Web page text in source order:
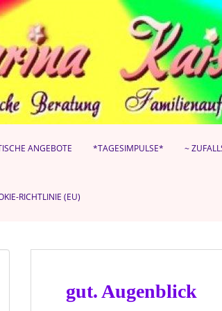
ANGEBOTE *TAGESIMPULSE* ~
RICHTLINIE (EU)
gut. Augenblick